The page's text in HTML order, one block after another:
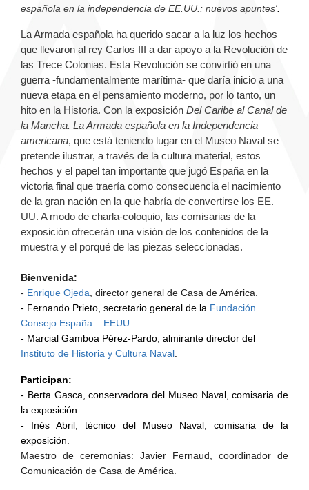
española en la independencia de EE.UU.: nuevos apuntes'.
La Armada española ha querido sacar a la luz los hechos
que llevaron al rey Carlos III a dar apoyo a la Revolución de
las Trece Colonias. Esta Revolución se convirtió en una
guerra -fundamentalmente marítima- que daría inicio a una
nueva etapa en el pensamiento moderno, por lo tanto, un
hito en la Historia. Con la exposición Del Caribe al Canal de
la Mancha. La Armada española en la Independencia
americana, que está teniendo lugar en el Museo Naval se
pretende ilustrar, a través de la cultura material, estos
hechos y el papel tan importante que jugó España en la
victoria final que traería como consecuencia el nacimiento
de la gran nación en la que habría de convertirse los EE.
UU. A modo de charla-coloquio, las comisarias de la
exposición ofrecerán una visión de los contenidos de la
muestra y el porqué de las piezas seleccionadas.
Bienvenida:
- Enrique Ojeda, director general de Casa de América.
- Fernando Prieto, secretario general de la Fundación
Consejo España – EEUU.
- Marcial Gamboa Pérez-Pardo, almirante director del
Instituto de Historia y Cultura Naval.
Participan:
- Berta Gasca, conservadora del Museo Naval,comisaria de
la exposición.
- Inés Abril, técnico del Museo Naval, comisaria de la
exposición.
Maestro de ceremonias: Javier Fernaud, coordinador de
Comunicación de Casa de América.